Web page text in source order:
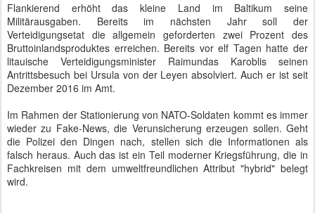
Flankierend erhöht das kleine Land im Baltikum seine
Militärausgaben. Bereits im nächsten Jahr soll der
Verteidigungsetat die allgemein geforderten zwei Prozent des
Bruttoinlandsproduktes erreichen. Bereits vor elf Tagen hatte der
litauische Verteidigungsminister Raimundas Karoblis seinen
Antrittsbesuch bei Ursula von der Leyen absolviert. Auch er ist seit
Dezember 2016 im Amt.
Im Rahmen der Stationierung von NATO-Soldaten kommt es immer
wieder zu Fake-News, die Verunsicherung erzeugen sollen. Geht
die Polizei den Dingen nach, stellen sich die Informationen als
falsch heraus. Auch das ist ein Teil moderner Kriegsführung, die in
Fachkreisen mit dem umweltfreundlichen Attribut "hybrid" belegt
wird.